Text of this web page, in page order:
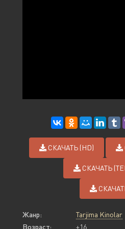
СКАЧАТЬ (HD)
СКАЧАТЬ
Жанр:
Tarjima Kinolar
Возраст:
+16